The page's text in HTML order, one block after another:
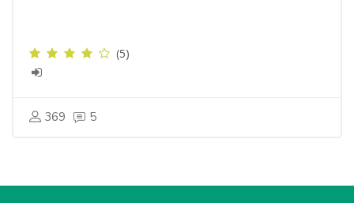
(5)
369 5